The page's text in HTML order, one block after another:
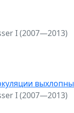
I (2007—2013)
I (2007—2013)